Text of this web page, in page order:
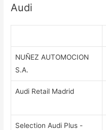
Audi
NUÑEZ AUTOMOCION
S.A.
Audi Retail Madrid
Selection Audi Plus -